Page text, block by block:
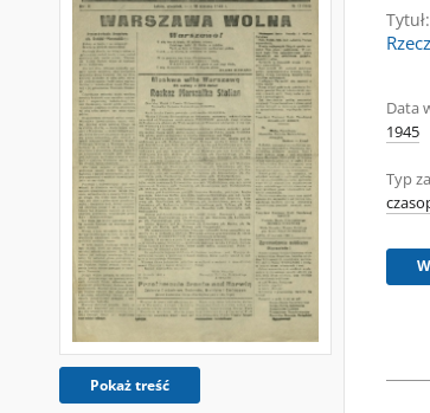
Pokaż treść
Tytuł:
Data
1945
Typ